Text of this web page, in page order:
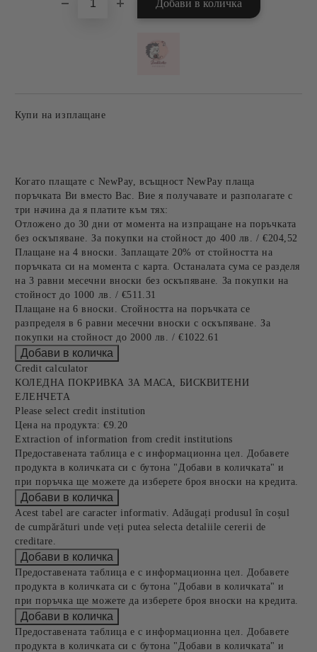
Купи на изплащане
Когато плащате с NewPay, всъщност NewPay плаща
поръчката Ви вместо Вас. Вие я получавате и разполагате с
три начина да я платите към тях:
Отложено до 30 дни от момента на изпращане на поръчката
без оскъпяване. За покупки на стойност до 400 лв. / €204,52
Плащане на 4 вноски. Заплащате 20% от стойността на
поръчката си на момента с карта. Останалата сума се разделя
на 3 равни месечни вноски без оскъпяване. За покупки на
стойност до 1000 лв. / €511.31
Плащане на 6 вноски. Стойността на поръчката се
разпределя в 6 равни месечни вноски с оскъпяване. За
покупки на стойност до 2000 лв. / €1022.61
Credit calculator
КОЛЕДНА ПОКРИВКА ЗА МАСА, БИСКВИТЕНИ
ЕЛЕНЧЕТА
Please select credit institution
Цена на продукта: €9.20
Extraction of information from credit institutions
Предоставената таблица е с информационна цел. Добавете
продукта в количката си с бутона "Добави в количката" и
при поръчка ще можете да изберете броя вноски на кредита.
Acest tabel are caracter informativ. Adăugați produsul în coșul
de cumpărături unde veți putea selecta detaliile cererii de
creditare.
Предоставената таблица е с информационна цел. Добавете
продукта в количката си с бутона "Добави в количката" и
при поръчка ще можете да изберете броя вноски на кредита.
Предоставената таблица е с информационна цел. Добавете
продукта в количката си с бутона "Добави в количката" и